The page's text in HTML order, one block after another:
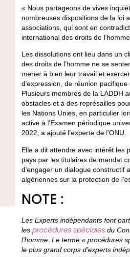
« Nous partageons de vives
nombreuses dispositions de la loi
associations, qui sont en
international des droits de
Les dissolutions ont lieu dans un
des droits de l’homme ne se
mener à bien leur travail et
d’expression, de réunion pacifique
Plusieurs membres de la LADDH
obstacles et à des représailles
les Nations Unies, en particulier
active à l’Examen périodique
2022, a ajouté l’experte de l’ONU.
Elle a dit attendre avec intérêt les
pays par les titulaires de mandat
d’engager un dialogue constructif
algériennes sur la protection de
NOTE :
Les Experts indépendants font
les procédures spécialesdu
l’homme. Le terme « procédures
le plus grand corps d’experts